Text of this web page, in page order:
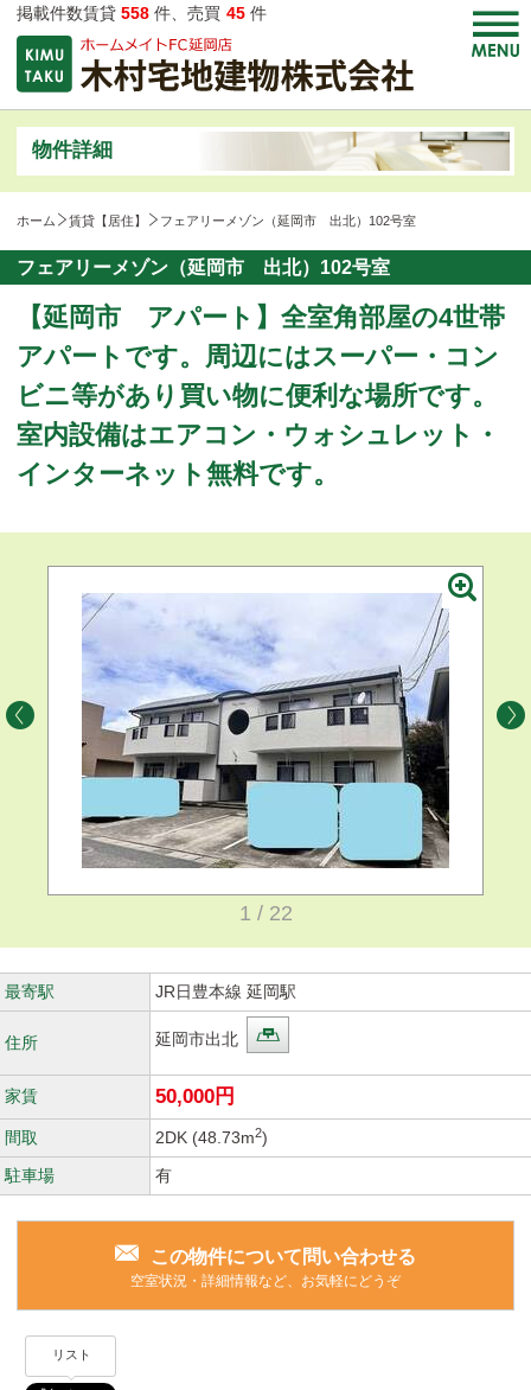
掲載件数賃貸 558 件、売買 45 件
物件詳細
ホーム 賃貸【居住】 フェアリーメゾン（延岡市 出北）102号室
フェアリーメゾン（延岡市 出北）102号室
【延岡市 アパート】全室角部屋の4世帯
アパートです。周辺にはスーパー・コン
ビニ等があり買い物に便利な場所です。
室内設備はエアコン・ウォシュレット・
インターネット無料です。
1 / 22
最寄駅 JR日豊本線 延岡駅
住所 延岡市出北
家賃 50,000円
間取 2DK (48.73m2)
駐車場
有
この物件について問い合わせる
空室状況・詳細情報など、お気軽にどうぞ
リスト